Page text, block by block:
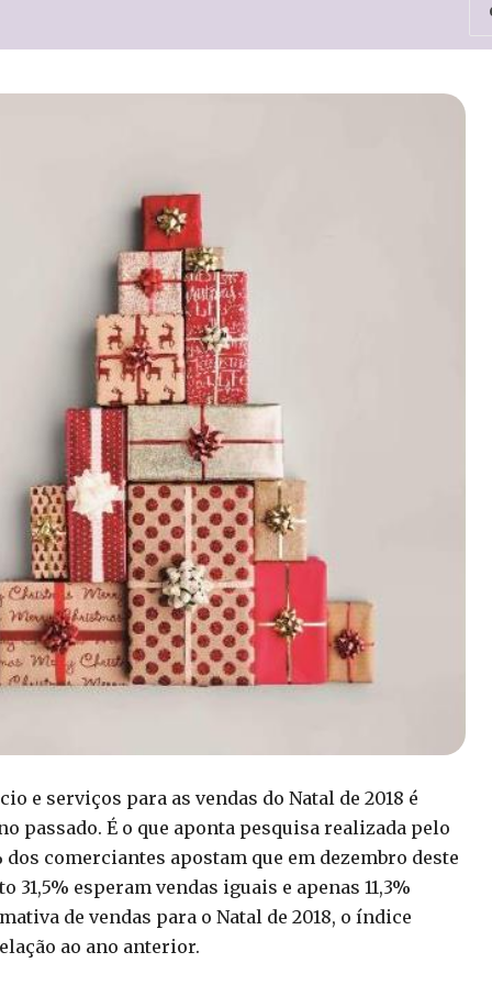
e serviços para as vendas do Natal de 2018 é
passado. É o que aponta pesquisa realizada pelo
comerciantes apostam que em dezembro deste
31,5% esperam vendas iguais e apenas 11,3%
de vendas para o Natal de 2018, o índice
ao ano anterior.